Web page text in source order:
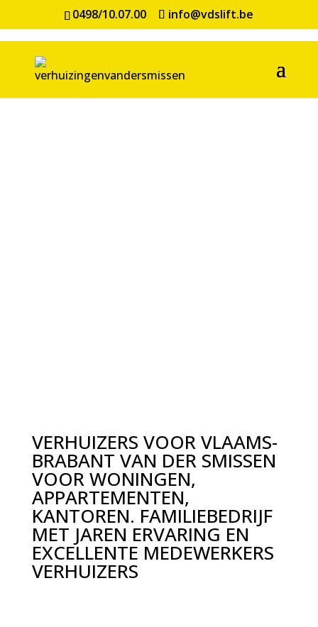
0498/10.07.00 info@vdslift.be
VERHUIZERS VOOR VLAAMS-
BRABANT VAN DER SMISSEN
VOOR WONINGEN,
APPARTEMENTEN,
KANTOREN. FAMILIEBEDRIJF
MET JAREN ERVARING EN
EXCELLENTE MEDEWERKERS
VERHUIZERS